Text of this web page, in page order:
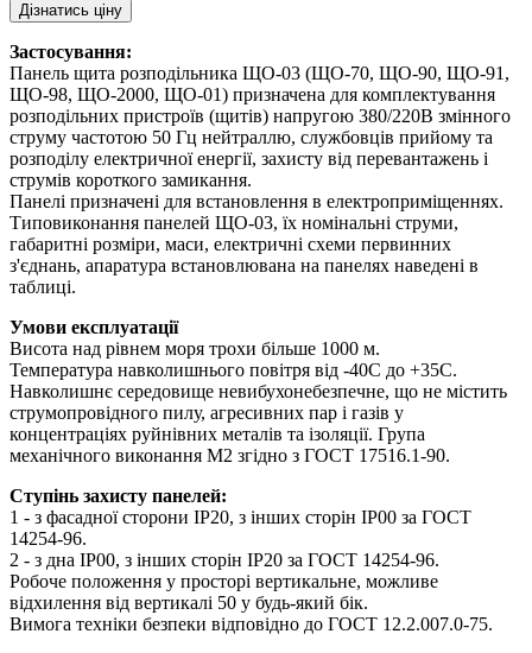
Дізнатись ціну
Застосування:
Панель щита розподільника ЩО-03 (ЩО-70, ЩО-90, ЩО-91,
ЩО-98, ЩО-2000, ЩО-01) призначена для комплектування
розподільних пристроїв (щитів) напругою 380/220В змінного
струму частотою 50 Гц нейтраллю, службовців прийому та
розподілу електричної енергії, захисту від перевантажень і
струмів короткого замикання.
Панелі призначені для встановлення в електроприміщеннях.
Типовиконання панелей ЩО-03, їх номінальні струми,
габаритні розміри, маси, електричні схеми первинних
з'єднань, апаратура встановлювана на панелях наведені в
таблиці.
Умови експлуатації
Висота над рівнем моря трохи більше 1000 м.
Температура навколишнього повітря від -40С до +35С.
Навколишнє середовище невибухонебезпечне, що не містить
струмопровідного пилу, агресивних пар і газів у
концентраціях руйнівних металів та ізоляції. Група
механічного виконання М2 згідно з ГОСТ 17516.1-90.
Ступінь захисту панелей:
1 - з фасадної сторони IP20, з інших сторін IP00 за ГОСТ
14254-96.
2 - з дна IP00, з інших сторін IP20 за ГОСТ 14254-96.
Робоче положення у просторі вертикальне, можливе
відхилення від вертикалі 50 у будь-який бік.
Вимога техніки безпеки відповідно до ГОСТ 12.2.007.0-75.